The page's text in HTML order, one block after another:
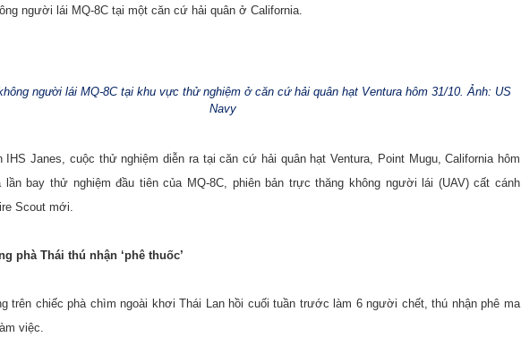
người lái MQ-8C tại một căn cứ hải quân ở California.
người lái MQ-8C tại khu vực thử nghiệm ở căn cứ hải quân hạt Ventura hôm 31/10. Ảnh: US
Navy
IHS Janes, cuộc thử nghiệm diễn ra tại căn cứ hải quân hạt Ventura, Point Mugu, California hôm
lần bay thử nghiệm đầu tiên của MQ-8C, phiên bản trực thăng không người lái (UAV) cất cánh
Scout mới.
phà Thái thú nhận ‘phê thuốc’
trên chiếc phà chìm ngoài khơi Thái Lan hồi cuối tuần trước làm 6 người chết, thú nhận phê ma
việc.